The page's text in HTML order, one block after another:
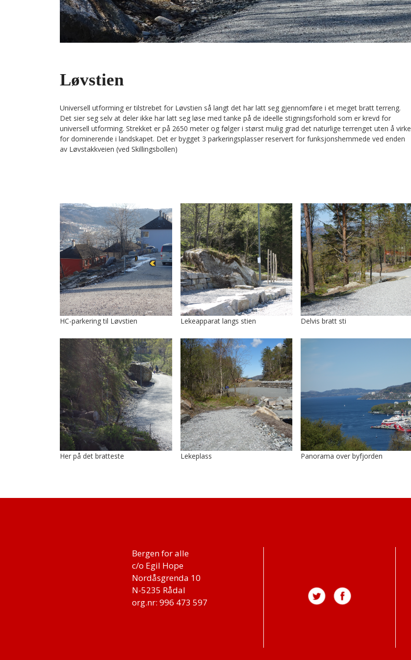
Løvstien
Universell utforming er tilstrebet for Løvstien så langt det har latt seg gjennomføre i et meget bratt terreng.
Det sier seg selv at deler ikke har latt seg løse med tanke på de ideelle stigningsforhold som er krevd for
universell utforming. Strekket er på 2650 meter og følger i størst mulig grad det naturlige terrenget uten å virke
for dominerende i landskapet. Det er bygget 3 parkeringsplasser reservert for funksjonshemmede ved enden
av Løvstakkveien (ved Skillingsbollen)
HC-parkering til Løvstien Lekeapparat langs stien Delvis bratt sti
Her på det bratteste Lekeplass Panorama over byfjorden
Bergen for alle
c/o Egil Hope
Nordåsgrenda 10
N-5235 Rådal
org.nr: 996 473 597